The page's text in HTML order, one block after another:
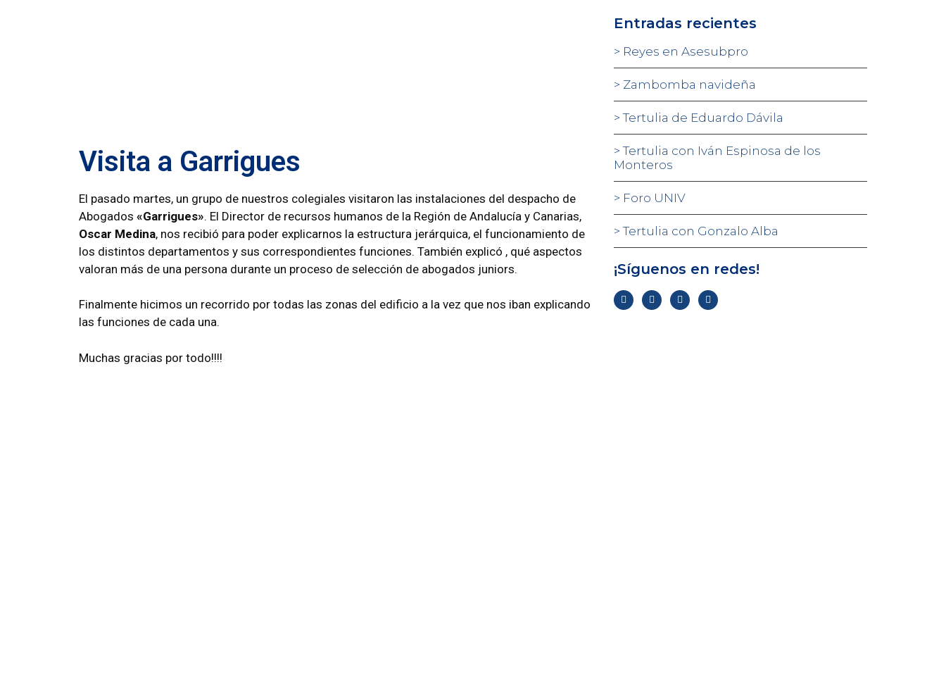
Visita a Garrigues
El pasado martes, un grupo de nuestros colegiales visitaron las instalaciones del despacho de
Abogados «Garrigues». El Director de recursos humanos de la Región de Andalucía y Canarias,
Oscar Medina, nos recibió para poder explicarnos la estructura jerárquica, el funcionamiento de
los distintos departamentos y sus correspondientes funciones. También explicó , qué aspectos
valoran más de una persona durante un proceso de selección de abogados juniors.
Finalmente hicimos un recorrido por todas las zonas del edificio a la vez que nos iban explicando
las funciones de cada una.
Muchas gracias por todo!!!!
Entradas recientes
Reyes en Asesubpro
Zambomba navideña
Tertulia de Eduardo Dávila
Tertulia con Iván Espinosa de los
Monteros
Foro UNIV
Tertulia con Gonzalo Alba
¡Síguenos en redes!